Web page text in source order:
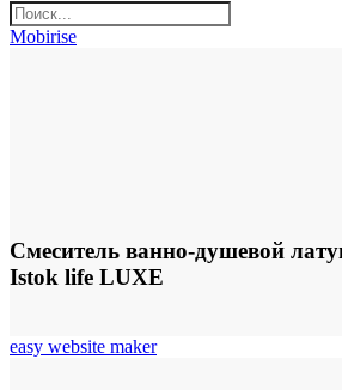
Mobirise
Смеситель ванно-душевой
Istok life LUXE
easy website maker